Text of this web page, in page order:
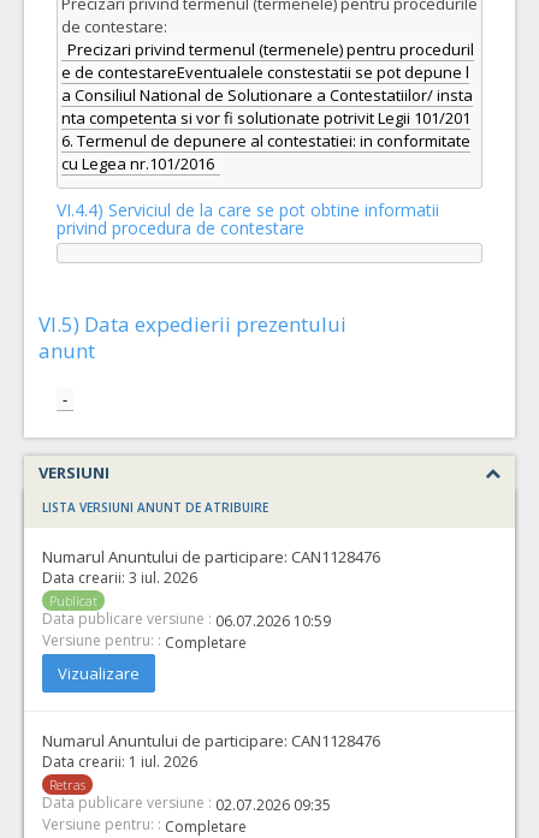
de contestare:
Precizari privind termenul (termenele) pentru proceduril
e de contestareEventualele constestatii se pot depune l
a Consiliul National de Solutionare a Contestatiilor/ insta
nta competenta si vor fi solutionate potrivit Legii 101/201
6. Termenul de depunere al contestatiei: in conformitate
cu Legea nr.101/2016
VI.4.4) Serviciul de la care se pot obtine informatii
privind procedura de contestare
VI.5) Data expedierii prezentului
anunt
-
VERSIUNI
LISTA VERSIUNI ANUNT DE ATRIBUIRE
Numarul Anuntului de participare: CAN1128476
Data crearii: 3 iul. 2026
Publicat
Data publicare versiune : 06.07.2026 10:59
Versiune pentru: : Completare
Vizualizare
Numarul Anuntului de participare: CAN1128476
Data crearii: 1 iul. 2026
Retras
Data publicare versiune : 02.07.2026 09:35
Versiune pentru: : Completare